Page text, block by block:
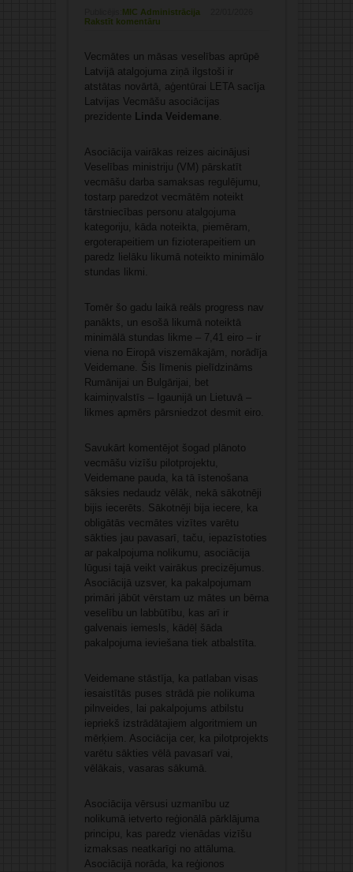
MIC Administrācija
Rakstīt komentāru
Vecmātes un māsas veselības aprūpē
Latvijā atalgojuma ziņā ilgstoši ir
atstātas novārtā, aģentūrai LETA sacīja
Latvijas Vecmāšu asociācijas
prezidente Linda Veidemane.
Asociācija vairākas reizes aicinājusi
Veselības ministriju (VM) pārskatīt
vecmāšu darba samaksas regulējumu,
tostarp paredzot vecmātēm noteikt
tārstniecības personu atalgojuma
kategoriju, kāda noteikta, piemēram,
ergoterapeitiem un fizioterapeitiem un
paredz lielāku likumā noteikto minimālo
stundas likmi.
Tomēr šo gadu laikā reāls progress nav
panākts, un esošā likumā noteiktā
minimālā stundas likme – 7,41 eiro – ir
viena no Eiropā viszemākajām, norādīja
Veidemane. Šis līmenis pielīdzināms
Rumānijai un Bulgārijai, bet
kaimiņvalstīs – Igaunijā un Lietuvā –
likmes apmērs pārsniedzot desmit eiro.
Savukārt komentējot šogad plānoto
vecmāšu vizīšu pilotprojektu,
Veidemane pauda, ka tā īstenošana
sāksies nedaudz vēlāk, nekā sākotnēji
bijis iecerēts. Sākotnēji bija iecere, ka
obligātās vecmātes vizītes varētu
sākties jau pavasarī, taču, iepazīstoties
ar pakalpojuma nolikumu, asociācija
lūgusi tajā veikt vairākus precizējumus.
Asociācijā uzsver, ka pakalpojumam
primāri jābūt vērstam uz mātes un bērna
veselību un labbūtību, kas arī ir
galvenais iemesls, kādēļ šāda
pakalpojuma ieviešana tiek atbalstīta.
Veidemane stāstīja, ka patlaban visas
iesaistītās puses strādā pie nolikuma
pilnveides, lai pakalpojums atbilstu
iepriekš izstrādātajiem algoritmiem un
mērķiem. Asociācija cer, ka pilotprojekts
varētu sākties vēlā pavasarī vai,
vēlākais, vasaras sākumā.
Asociācija vērsusi uzmanību uz
nolikumā ietverto reģionālā pārklājuma
principu, kas paredz vienādas vizīšu
izmaksas neatkarīgi no attāluma.
Asociācijā norāda, ka reģionos